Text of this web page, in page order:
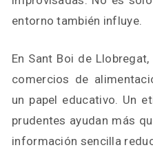
entorno también influye.
En Sant Boi de
comercios de
un papel educativo. Un
prudentes ayudan más
información sencilla